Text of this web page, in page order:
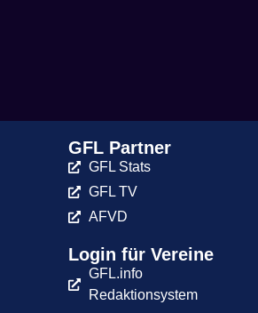
GFL Partner
GFL Stats
GFL TV
AFVD
Login für Vereine
GFL.info
Redaktionsystem